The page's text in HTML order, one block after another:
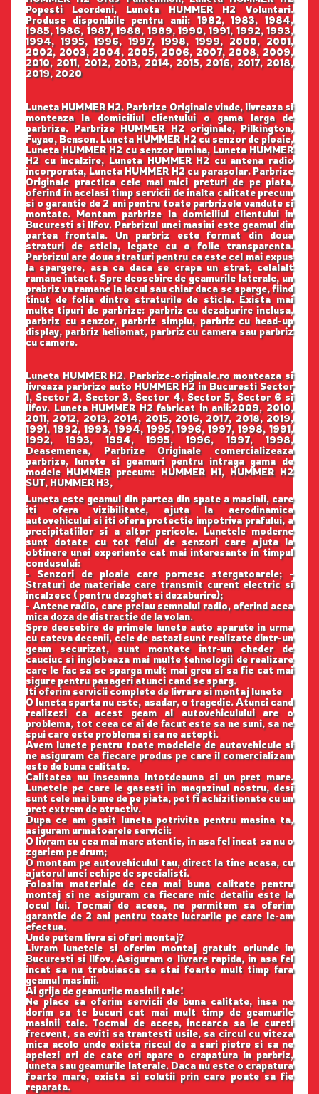
Popesti Leordeni, Luneta HUMMER H2 Voluntari.
Produse disponibile pentru anii: 1982, 1983, 1984,
1985, 1986, 1987, 1988, 1989, 1990, 1991, 1992, 1993,
1994, 1995, 1996, 1997, 1998, 1999, 2000, 2001,
2002, 2003, 2004, 2005, 2006, 2007, 2008, 2009,
2010, 2011, 2012, 2013, 2014, 2015, 2016, 2017, 2018,
2019, 2020
Luneta HUMMER H2. Parbrize Originale vinde, livreaza si
monteaza la domiciliul clientului o gama larga de
parbrize. Parbrize HUMMER H2 originale, Pilkington,
Fuyao, Benson. Luneta HUMMER H2 cu senzor de ploaie,
Luneta HUMMER H2 cu senzor lumina, Luneta HUMMER
H2 cu incalzire, Luneta HUMMER H2 cu antena radio
incorporata, Luneta HUMMER H2 cu parasolar. Parbrize
Originale practica cele mai mici preturi de pe piata,
oferind in acelasi timp servicii de inalta calitate precum
si o garantie de 2 ani pentru toate parbrizele vandute si
montate. Montam parbrize la domiciliul clientului in
Bucuresti si Ilfov. Parbrizul unei masini este geamul din
partea frontala. Un parbriz este format din doua
straturi de sticla, legate cu o folie transparenta.
Parbrizul are doua straturi pentru ca este cel mai expus
la spargere, asa ca daca se crapa un strat, celalalt
ramane intact. Spre deosebire de geamurile laterale, un
prabriz va ramane la locul sau chiar daca se sparge, fiind
tinut de folia dintre straturile de sticla. Exista mai
multe tipuri de parbrize: parbriz cu dezaburire inclusa,
parbriz cu senzor, parbriz simplu, parbriz cu head-up
display, parbriz heliomat, parbriz cu camera sau parbriz
cu camere.
Luneta HUMMER H2. Parbrize-originale.ro monteaza si
livreaza parbrize auto HUMMER H2 in Bucuresti Sector
1, Sector 2, Sector 3, Sector 4, Sector 5, Sector 6 si
Ilfov. Luneta HUMMER H2 fabricat in anii:2009, 2010,
2011, 2012, 2013, 2014, 2015, 2016, 2017, 2018, 2019,
1991, 1992, 1993, 1994, 1995, 1996, 1997, 1998, 1991,
1992, 1993, 1994, 1995, 1996, 1997, 1998,
Deasemenea, Parbrize Originale comercializeaza
parbrize, lunete si geamuri pentru intraga gama de
modele HUMMER precum: HUMMER H1, HUMMER H2
SUT, HUMMER H3,
Luneta este geamul din partea din spate a masinii, care
iti ofera vizibilitate, ajuta la aerodinamica
autovehicului si iti ofera protectie impotriva prafului, a
precipitatiilor si a altor pericole. Lunetele moderne
sunt dotate cu tot felul de senzori care ajuta la
obtinere unei experiente cat mai interesante in timpul
condusului:
- Senzori de ploaie care pornesc stergatoarele; -
Straturi de materiale care transmit curent electric si
incalzesc ( pentru dezghet si dezaburire);
- Antene radio, care preiau semnalul radio, oferind acea
mica doza de distractie de la volan.
Spre deosebire de primele lunete auto aparute in urma
cu cateva decenii, cele de astazi sunt realizate dintr-un
geam securizat, sunt montate intr-un cheder de
cauciuc si inglobeaza mai multe tehnologii de realizare
care le fac sa se sparga mult mai greu si sa fie cat mai
sigure pentru pasageri atunci cand se sparg.
Iti oferim servicii complete de livrare si montaj lunete
O luneta sparta nu este, asadar, o tragedie. Atunci cand
realizezi ca acest geam al autovehiculului are o
problema, tot ceea ce ai de facut este sa ne suni, sa ne
spui care este problema si sa ne astepti.
Avem lunete pentru toate modelele de autovehicule si
ne asiguram ca fiecare produs pe care il comercializam
este de buna calitate.
Calitatea nu inseamna intotdeauna si un pret mare.
Lunetele pe care le gasesti in magazinul nostru, desi
sunt cele mai bune de pe piata, pot fi achizitionate cu un
pret extrem de atractiv.
Dupa ce am gasit luneta potrivita pentru masina ta,
asiguram urmatoarele servicii:
O livram cu cea mai mare atentie, in asa fel incat sa nu o
zgariem pe drum;
O montam pe autovehiculul tau, direct la tine acasa, cu
ajutorul unei echipe de specialisti.
Folosim materiale de cea mai buna calitate pentru
montaj si ne asiguram ca fiecare mic detaliu este la
locul lui. Tocmai de aceea, ne permitem sa oferim
garantie de 2 ani pentru toate lucrarile pe care le-am
efectua.
Unde putem livra si oferi montaj?
Livram lunetele si oferim montaj gratuit oriunde in
Bucuresti si Ilfov. Asiguram o livrare rapida, in asa fel
incat sa nu trebuiasca sa stai foarte mult timp fara
geamul masinii.
Ai grija de geamurile masinii tale!
Ne place sa oferim servicii de buna calitate, insa ne
dorim sa te bucuri cat mai mult timp de geamurile
masinii tale. Tocmai de aceea, incearca sa le cureti
frecvent, sa eviti sa trantesti usile, sa circul cu viteza
mica acolo unde exista riscul de a sari pietre si sa ne
apelezi ori de cate ori apare o crapatura in parbriz,
luneta sau geamurile laterale. Daca nu este o crapatura
foarte mare, exista si solutii prin care poate sa fie
reparata.